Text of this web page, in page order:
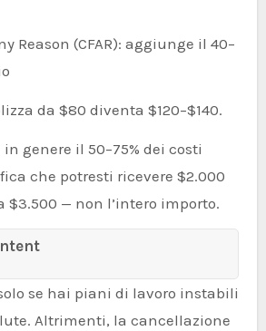
Reason (CFAR): aggiunge il 40–
da $80 diventa $120–$140.
in genere il 50–75% dei costi
che potresti ricevere $2.000
$3.500 — non l’intero importo.
se hai piani di lavoro instabili
Altrimenti, la cancellazione